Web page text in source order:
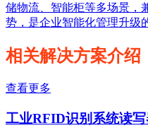
储物流、智能柜等多场景，
势，是企业智能化管理升级
相关解决方案介绍
查看更多
工业RFID识别系统读